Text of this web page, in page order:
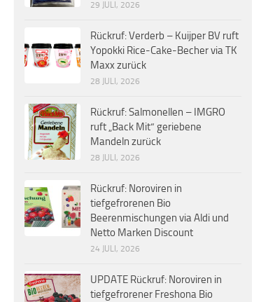
29 JULI, 2026
Rückruf: Verderb – Kuijper BV ruft
Yopokki Rice-Cake-Becher via TK
Maxx zurück
28 JULI, 2026
Rückruf: Salmonellen – IMGRO
ruft „Back Mit“ geriebene
Mandeln zurück
28 JULI, 2026
Rückruf: Noroviren in
tiefgefrorenen Bio
Beerenmischungen via Aldi und
Netto Marken Discount
24 JULI, 2026
UPDATE Rückruf: Noroviren in
tiefgefrorener Freshona Bio